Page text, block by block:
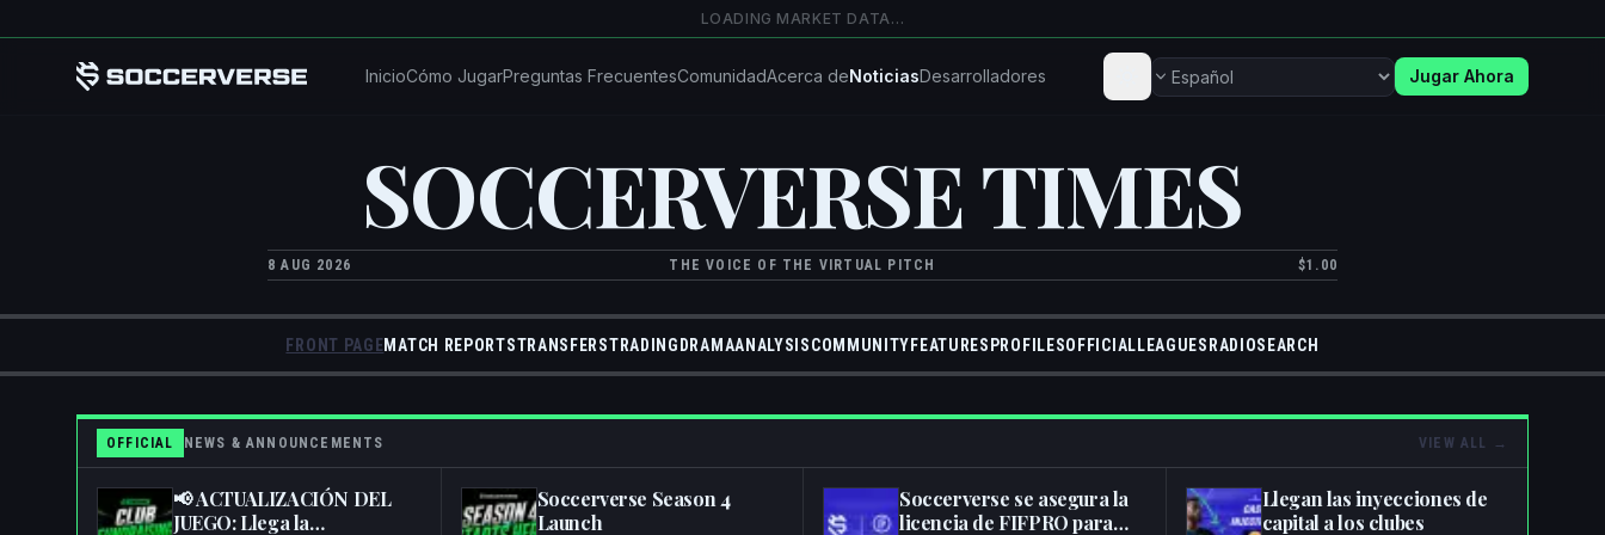
LOADING MARKET DATA…
InicioCómo JugarPreguntas FrecuentesComunidadAcerca deNoticiasDesarrolladores
Idioma
Jugar Ahora
SOCCERVERSE TIMES
8 AUG 2026 THE VOICE OF THE VIRTUAL PITCH $1.00
FRONT PAGEMATCH REPORTSTRANSFERSTRADING DRAMAANALYSISCOMMUNITY FEATURES PROFILESOFFICIAL LEAGUES RADIOSEARCH
OFFICIAL NEWS & ANNOUNCEMENTS VIEW ALL →
📢 ACTUALIZACIÓN DEL
JUEGO: Llega la
Soccerverse Season 4
Launch
Soccerverse se asegura la
licencia de FIFPRO para
Llegan las inyecciones de
capital a los clubes